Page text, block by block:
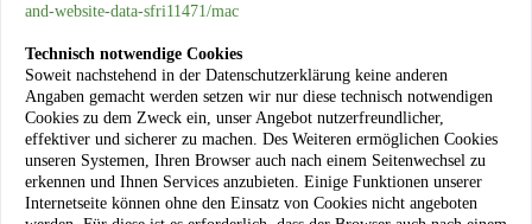
and-website-data-sfri11471/mac
Technisch notwendige Cookies
Soweit nachstehend in der Datenschutzerklärung keine anderen
Angaben gemacht werden setzen wir nur diese technisch notwendigen
Cookies zu dem Zweck ein, unser Angebot nutzerfreundlicher,
effektiver und sicherer zu machen. Des Weiteren ermöglichen Cookies
unseren Systemen, Ihren Browser auch nach einem Seitenwechsel zu
erkennen und Ihnen Services anzubieten. Einige Funktionen unserer
Internetseite können ohne den Einsatz von Cookies nicht angeboten